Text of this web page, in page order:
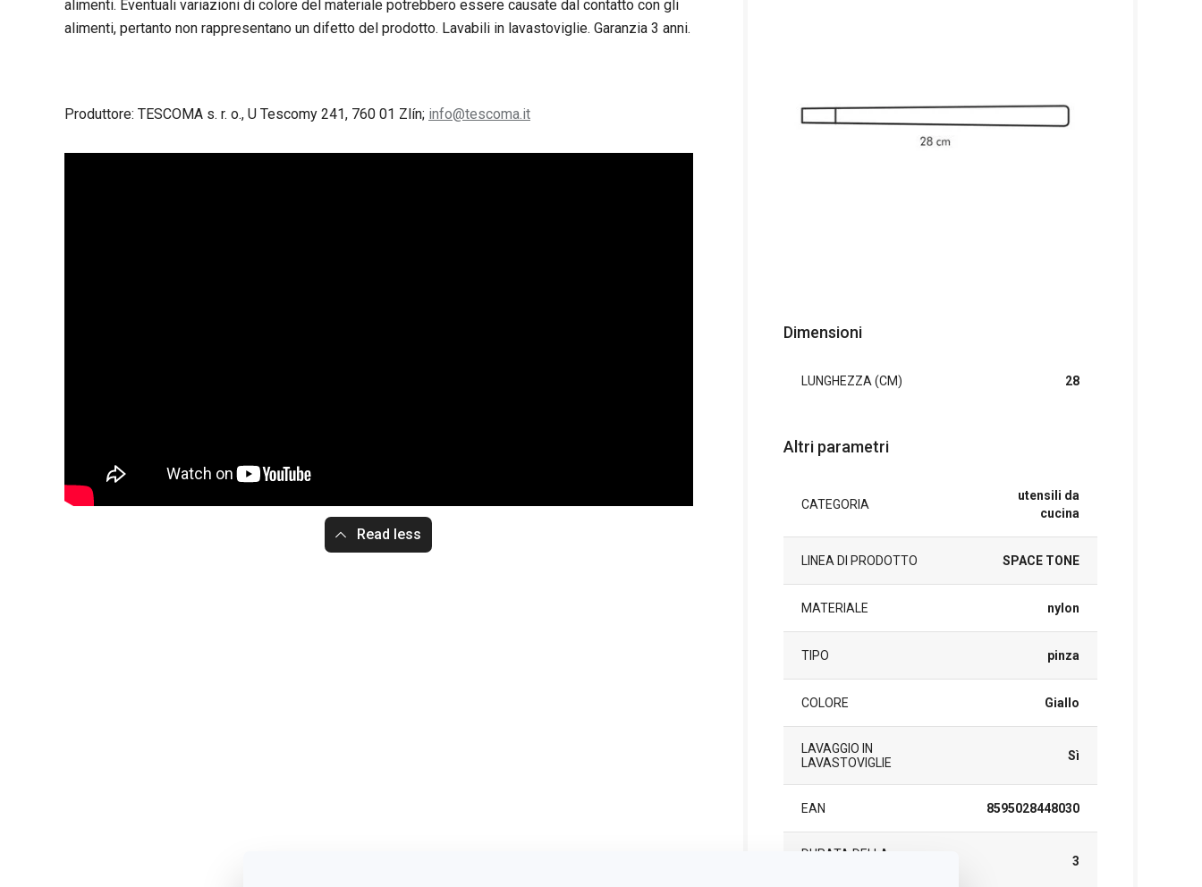
alimenti. Eventuali variazioni di colore del materiale potrebbero essere causate dal contatto con gli
alimenti, pertanto non rappresentano un difetto del prodotto. Lavabili in lavastoviglie. Garanzia 3 anni.
Produttore: TESCOMA s. r. o., U Tescomy 241, 760 01 Zlín; info@tescoma.it
Read less
Dimensioni
LUNGHEZZA (CM) 28
Altri parametri
CATEGORIA
utensili da
cucina
LINEA DI PRODOTTO SPACE TONE
MATERIALE nylon
TIPO pinza
COLORE Giallo
LAVAGGIO IN
LAVASTOVIGLIE
Sì
EAN 8595028448030
DURATA DELLA
3